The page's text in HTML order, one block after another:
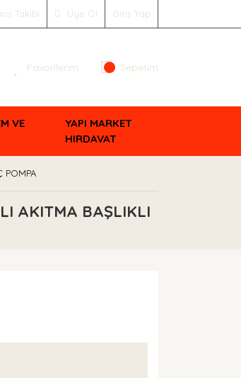
Takibi Üye Ol Giriş Yap
Favorilerim Sepetim
VE
YAPI MARKET
HIRDAVAT
POMPA
AKITMA BAŞLIKLI